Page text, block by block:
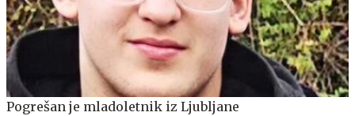
Pogrešan je mladoletnik iz Ljubljane